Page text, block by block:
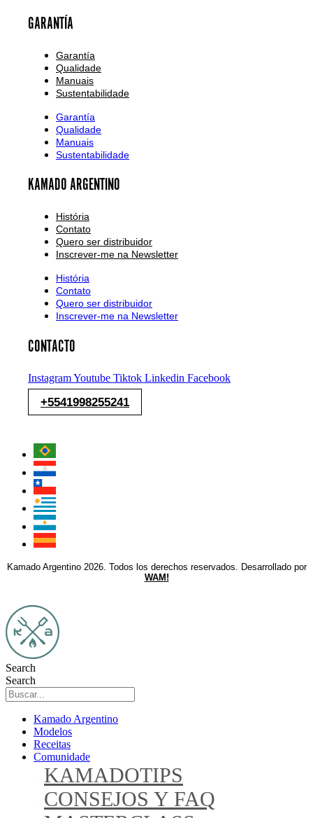
GARANTÍA
Garantía
Qualidade
Manuais
Sustentabilidade
Garantía
Qualidade
Manuais
Sustentabilidade
KAMADO ARGENTINO
História
Contato
Quero ser distribuidor
Inscrever-me na Newsletter
História
Contato
Quero ser distribuidor
Inscrever-me na Newsletter
CONTACTO
InstagramYoutube Tiktok Linkedin Facebook
+5541998255241
Kamado Argentino 2026. Todos los derechos reservados. Desarrollado por
WAM!
Search
Search
Kamado Argentino
Modelos
Receitas
Comunidade
KAMADOTIPS
CONSEJOS Y FAQ